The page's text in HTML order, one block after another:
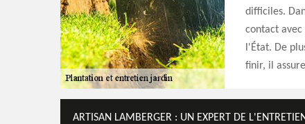
difficiles.
contact
l'État. De
finir, il
ARTISAN LAMBERGER : UN EXPERT DE